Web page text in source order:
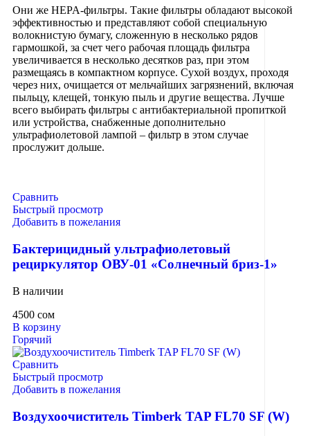
Они же HEPA-фильтры. Такие фильтры обладают высокой
эффективностью и представляют собой специальную
волокнистую бумагу, сложенную в несколько рядов
гармошкой, за счет чего рабочая площадь фильтра
увеличивается в несколько десятков раз, при этом
размещаясь в компактном корпусе. Сухой воздух, проходя
через них, очищается от мельчайших загрязнений, включая
пыльцу, клещей, тонкую пыль и другие вещества. Лучше
всего выбирать фильтры с антибактериальной пропиткой
или устройства, снабженные дополнительно
ультрафиолетовой лампой – фильтр в этом случае
прослужит дольше.
Сравнить
Быстрый просмотр
Добавить в пожелания
Бактерицидный ультрафиолетовый
рециркулятор ОВУ-01 «Солнечный бриз-1»
В наличии
4500 сом
В корзину
Горячий
Сравнить
Быстрый просмотр
Добавить в пожелания
Воздухоочиститель Timberk TAP FL70 SF (W)